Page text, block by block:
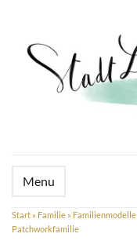
Menu
Start » Familie » Familienmodelle
Patchworkfamilie